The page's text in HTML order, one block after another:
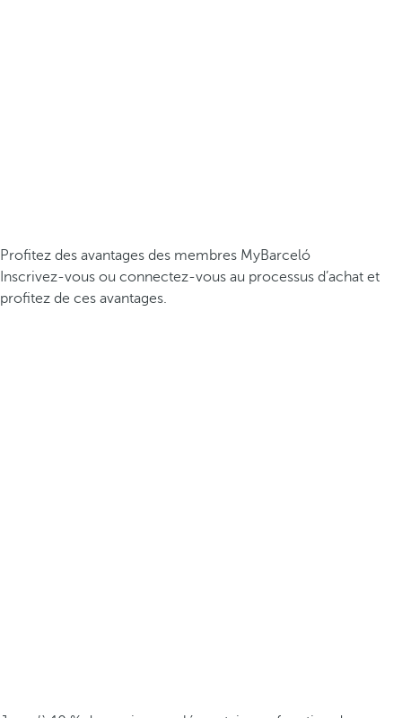
Profitez des avantages des membres MyBarceló
Inscrivez-vous ou connectez-vous au processus d’achat et
profitez de ces avantages.